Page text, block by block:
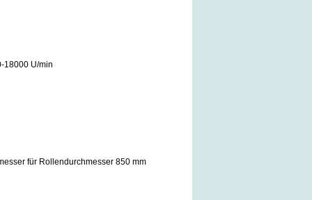
18000 U/min
für Rollendurchmesser 850 mm